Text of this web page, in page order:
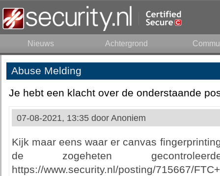
Nieuws Achtergrond
Abuse Melding
Je hebt een klacht over de onderstaande
07-08-2021, 13:35 door Anoniem
Kijk maar eens waar er canvas
de zogeheten
https://www.security.nl/posting/715667/